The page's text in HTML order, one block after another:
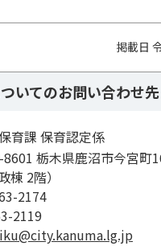
掲載日
いてのお問い合わせ先
育課 保育認定係
8601 栃木県鹿沼市今宮町
棟 2階）
2174
2119